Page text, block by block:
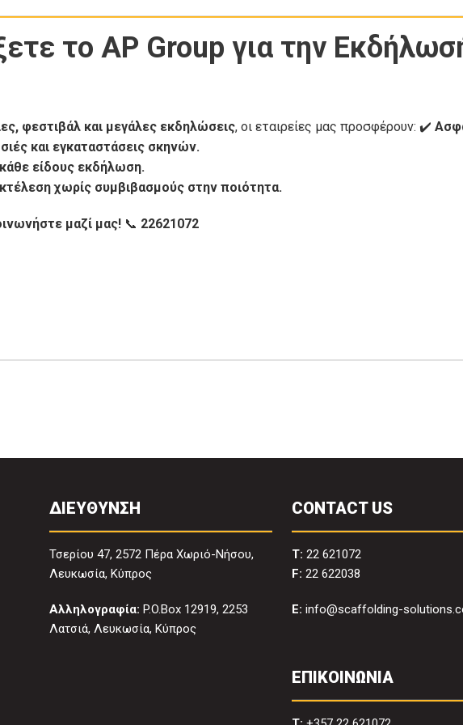
το AP Group για την
φεστιβάλ και μεγάλες εκδηλώσεις, οι εταιρείες μας προσφέρουν: ✔️
και εγκαταστάσεις σκηνών.
είδους εκδήλωση.
χωρίς συμβιβασμούς στην ποιότητα.
μαζί μας! 📞 22621072
ΔΙΕΥΘΥΝΣΗ
Τσερίου 47, 2572 Πέρα Χωριό-Νήσου,
Λευκωσία, Κύπρος
Αλληλογραφία: P.O.Box 12919, 2253
Λατσιά, Λευκωσία, Κύπρος
CONTACT US
T: 22 621072
F: 22 622038
E: info@scaffolding-
ΕΠΙΚΟΙΝΩΝΙΑ